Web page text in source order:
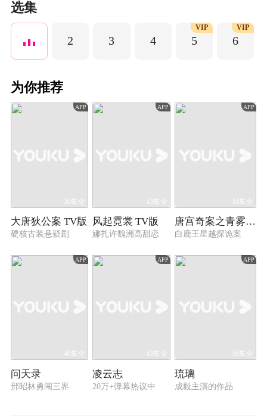
选集
2 3 4 5
VIP
6
VIP
为你推荐
APP
30集全
大唐狄公案 TV版
硬核古装悬疑剧
APP
43集全
风起霓裳 TV版
娜扎许魏洲高甜恋
APP
34集全
唐宫奇案之青雾风鸣
白鹿王星越探诡案
APP
40集全
问天录
邢昭林勇闯三界
APP
43集全
凌云志
20万+弹幕热议中
APP
59集全
琉璃
成毅主演的作品